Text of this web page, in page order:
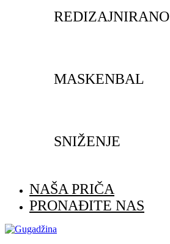
REDIZAJNIRANO
MASKENBAL
SNIŽENJE
NAŠA PRIČA
PRONAĐITE NAS